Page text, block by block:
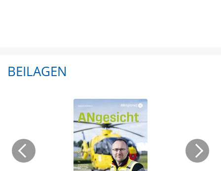
BEILAGEN